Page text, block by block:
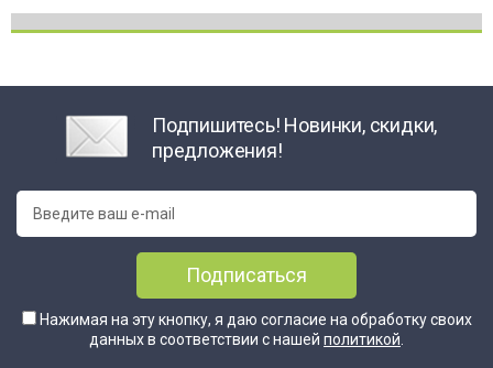
Подпишитесь! Новинки, скидки,
предложения!
Подписаться
Нажимая на эту кнопку, я даю согласие на обработку своих
данных в соответствии с нашей политикой